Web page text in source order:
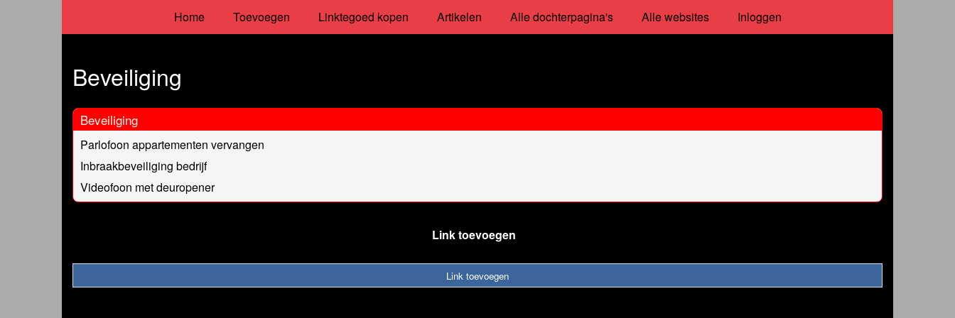
Home Toevoegen Linktegoed kopen Artikelen Alle dochterpagina's Alle websites Inloggen
Beveiliging
Beveiliging
Parlofoon appartementen vervangen
Inbraakbeveiliging bedrijf
Videofoon met deuropener
Link toevoegen
Link toevoegen